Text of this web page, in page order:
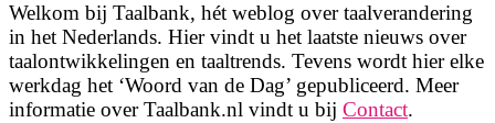
Welkom bij Taalbank, hét weblog over taalverandering
in het Nederlands. Hier vindt u het laatste nieuws over
taalontwikkelingen en taaltrends. Tevens wordt hier elke
werkdag het ‘Woord van de Dag’ gepubliceerd. Meer
informatie over Taalbank.nl vindt u bij Contact.